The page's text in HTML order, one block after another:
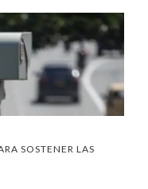
SOSTENER LAS